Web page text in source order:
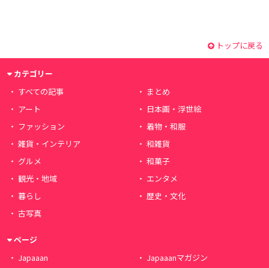
トップに戻る
カテゴリー
すべての記事
まとめ
アート
日本画・浮世絵
ファッション
着物・和服
雑貨・インテリア
和雑貨
グルメ
和菓子
観光・地域
エンタメ
暮らし
歴史・文化
古写真
ページ
Japaaan
Japaaanマガジン